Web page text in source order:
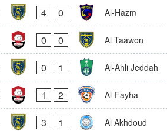
4 0 Al-Hazm
0 0 Al Taawon
0 1 Al-Ahli Jeddah
1 2 Al-Fayha
3 1 Al Akhdoud